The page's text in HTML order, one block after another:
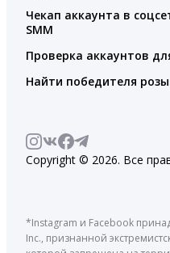
Чекап аккаунта в
SMM
Проверка аккаунтов
Найти победителя
Copyright © 2026. Все
*Instagram и Facebook
Inc., признанной